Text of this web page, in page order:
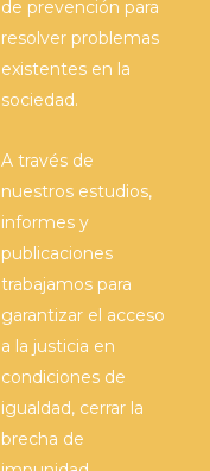
de prevención para
resolver problemas
existentes en la
sociedad.
A través de
nuestros estudios,
informes y
publicaciones
trabajamos para
garantizar el acceso
a la justicia en
condiciones de
igualdad, cerrar la
brecha de